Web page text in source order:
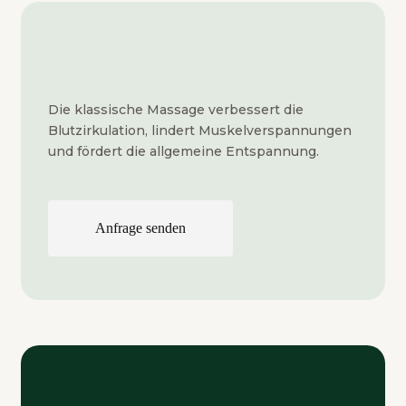
Die klassische Massage verbessert die
Blutzirkulation, lindert Muskelverspannungen
und fördert die allgemeine Entspannung.
Anfrage senden